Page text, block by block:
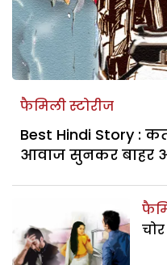
फैमिली स्टोरीज
Best Hindi Story :
आवाज सुनकर बाहर